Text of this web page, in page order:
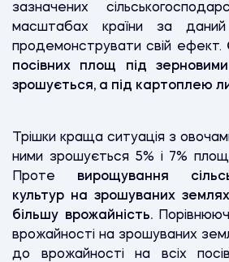
зазначених
масштабах країни за
продемонструвати свій ефект.
посівних площ під
зрошується, а під картоплею
Трішки краща ситуація з
ними зрошується 5% і 7% площ
Проте вирощування
культур на зрошуваних
більшу врожайність.
врожайності на зрошуваних
до врожайності на всіх